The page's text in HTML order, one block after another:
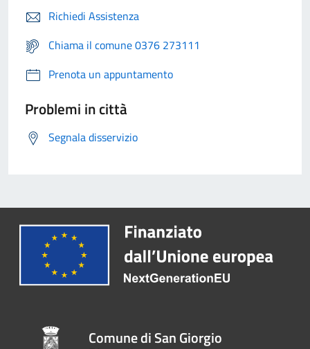
Richiedi Assistenza
Chiama il comune 0376 273111
Prenota un appuntamento
Problemi in città
Segnala disservizio
Comune di San Giorgio